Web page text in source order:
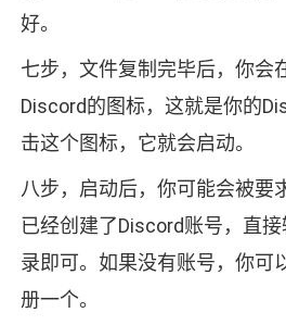
好。
七步，文件复制完毕后，你会
Discord的图标，这就是你的
击这个图标，它就会启动。
八步，启动后，你可能会被要
已经创建了Discord账号，直
录即可。如果没有账号，你可
册一个。